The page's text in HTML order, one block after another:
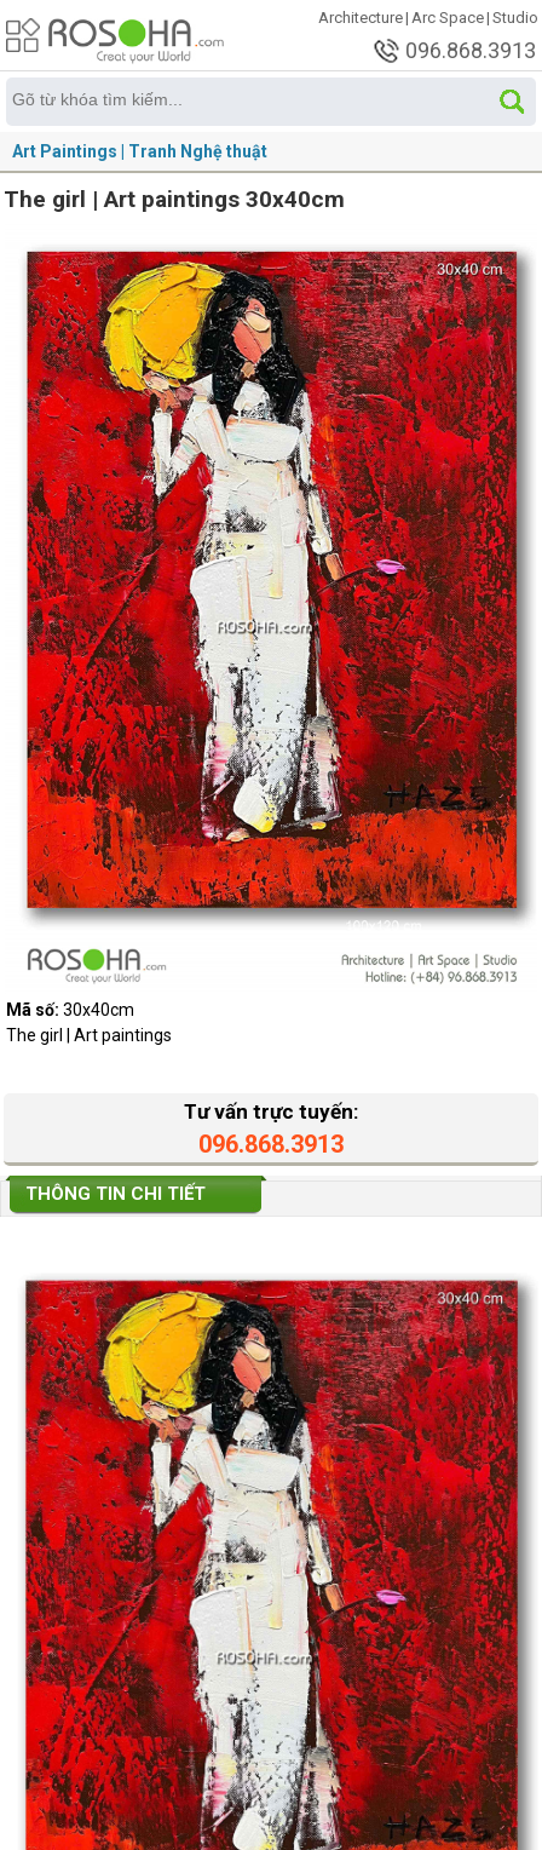
Architecture| Arc Space| Studio
096.868.3913
Art Paintings | Tranh Nghệ thuật
The girl | Art paintings 30x40cm
Mã số: 30x40cm
The girl | Art paintings
Tư vấn trực tuyến:
096.868.3913
THÔNG TIN CHI TIẾT